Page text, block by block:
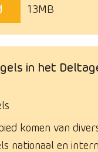
13MB
in het
komen van
nationaal en